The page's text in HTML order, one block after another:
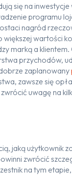
się na
programu
nagród
większej wartości
marką a
przychodów,
zaplanowany
zawsze się
uwagę na
jaką użytkownik
zwrócić
na tym